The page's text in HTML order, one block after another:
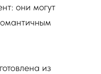
они могут
​​из